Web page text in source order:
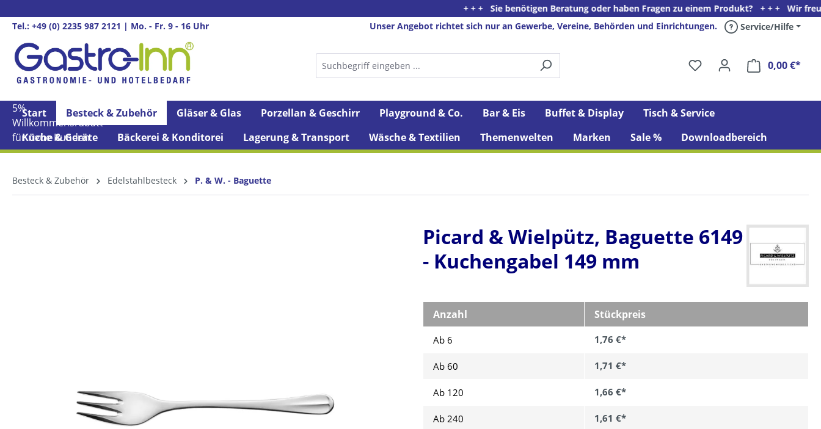
Zur Hauptnavigation springen
+ + + Sie benötigen Beratung oder haben Fragen zu einem Produkt? + + + Wir freuen
Tel.: +49 (0) 2235 987 2121 | Mo. - Fr. 9 - 16 Uhr
Unser Angebot richtet sich nur an Gewerbe, Vereine, Behörden und Einrichtungen. Service/Hilfe
0,00 €*
5%
Willkommens­rabatt**
für neue Kunden
Start Besteck & Zubehör Gläser & Glas Porzellan & Geschirr Playground & Co. Bar & Eis Buffet & Display
Tisch & Service
Küche & Geräte
Bäckerei & Konditorei Lagerung & Transport Wäsche & Textilien Themenwelten Marken Sale % Downloadbereich
Besteck & Zubehör Edelstahlbesteck P. & W. - Baguette
Picard & Wielpütz, Baguette 6149
- Kuchengabel 149 mm
Anzahl Stückpreis
Ab 6 1,76 €*
Ab 60 1,71 €*
Ab 120 1,66 €*
Ab 240 1,61 €*